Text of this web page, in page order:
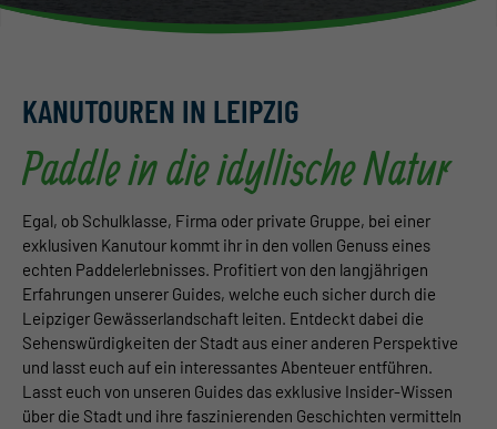
KANUTOUREN IN LEIPZIG
Paddle in die idyllische Natur
Egal, ob Schulklasse, Firma oder private Gruppe, bei einer
exklusiven Kanutour kommt ihr in den vollen Genuss eines
echten Paddelerlebnisses. Profitiert von den langjährigen
Erfahrungen unserer Guides, welche euch sicher durch die
Leipziger Gewässerlandschaft leiten. Entdeckt dabei die
Sehenswürdigkeiten der Stadt aus einer anderen Perspektive
und lasst euch auf ein interessantes Abenteuer entführen.
Lasst euch von unseren Guides das exklusive Insider-Wissen
über die Stadt und ihre faszinierenden Geschichten vermitteln